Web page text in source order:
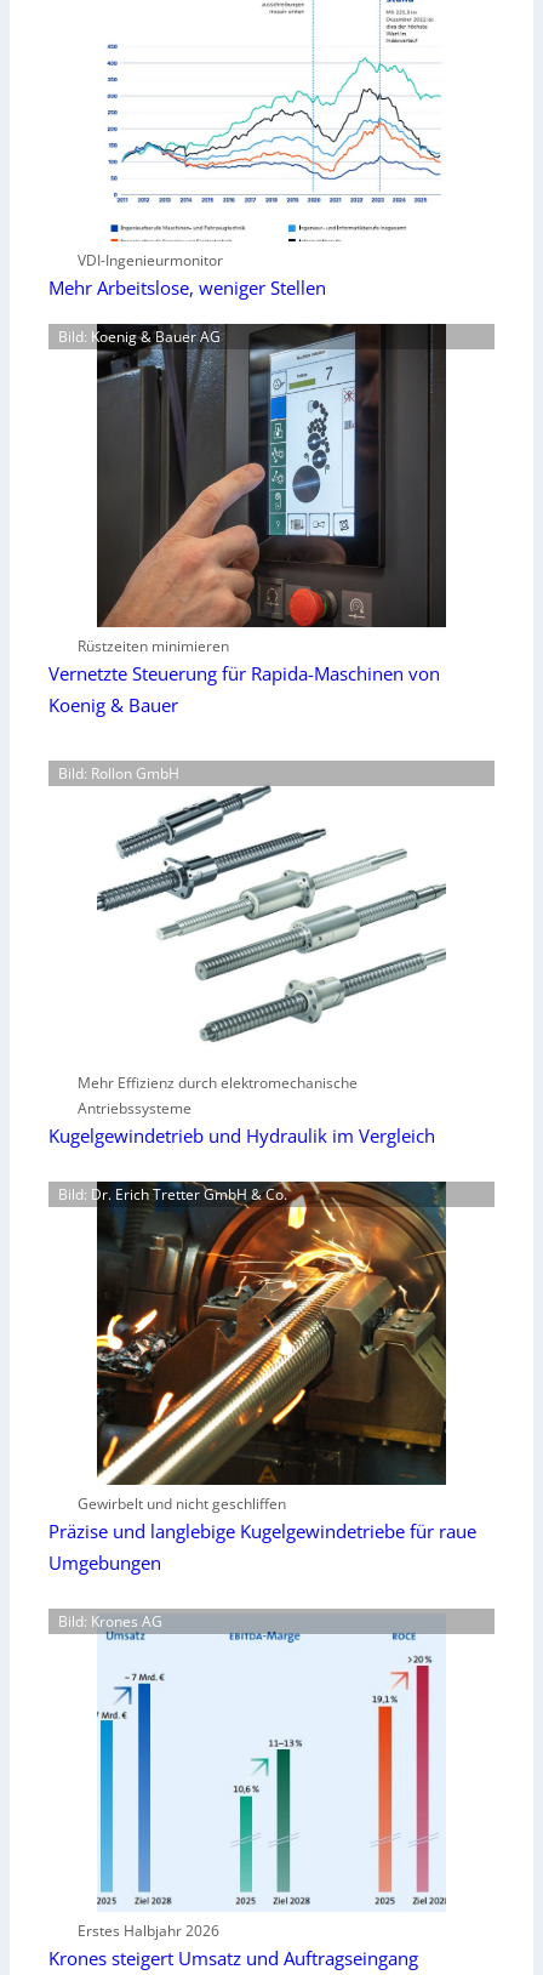
VDI-Ingenieurmonitor
Mehr Arbeitslose, weniger Stellen
Bild: Koenig & Bauer AG
Rüstzeiten minimieren
Vernetzte Steuerung für Rapida-Maschinen von
Koenig & Bauer
Bild: Rollon GmbH
Mehr Effizienz durch elektromechanische
Antriebssysteme
Kugelgewindetrieb und Hydraulik im Vergleich
Bild: Dr. Erich Tretter GmbH & Co.
Gewirbelt und nicht geschliffen
Präzise und langlebige Kugelgewindetriebe für raue
Umgebungen
Bild: Krones AG
Erstes Halbjahr 2026
Krones steigert Umsatz und Auftragseingang